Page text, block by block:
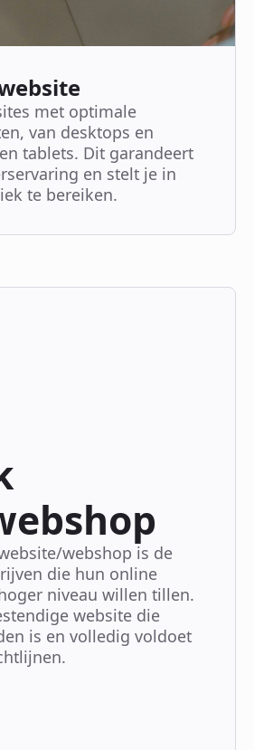
met optimale
van desktops en
tablets. Dit garandeert
en stelt je in
te bereiken.
webshop is de
die hun online
niveau willen tillen.
website die
is en volledig voldoet